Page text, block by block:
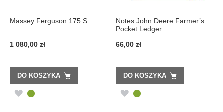
Massey Ferguson 175 S
1 080,00 zł
DO KOSZYKA
DODAJ
Notes John Deere Farmer’s
Pocket Ledger
66,00 zł
DO KOSZYKA
DODAJ